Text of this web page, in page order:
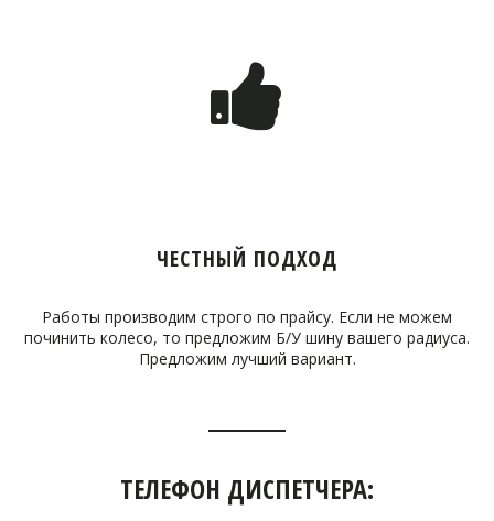
ЧЕСТНЫЙ ПОДХОД
Работы производим строго по прайсу. Если не можем
починить колесо, то предложим Б/У шину вашего радиуса.
Предложим лучший вариант.
ТЕЛЕФОН ДИСПЕТЧЕРА: